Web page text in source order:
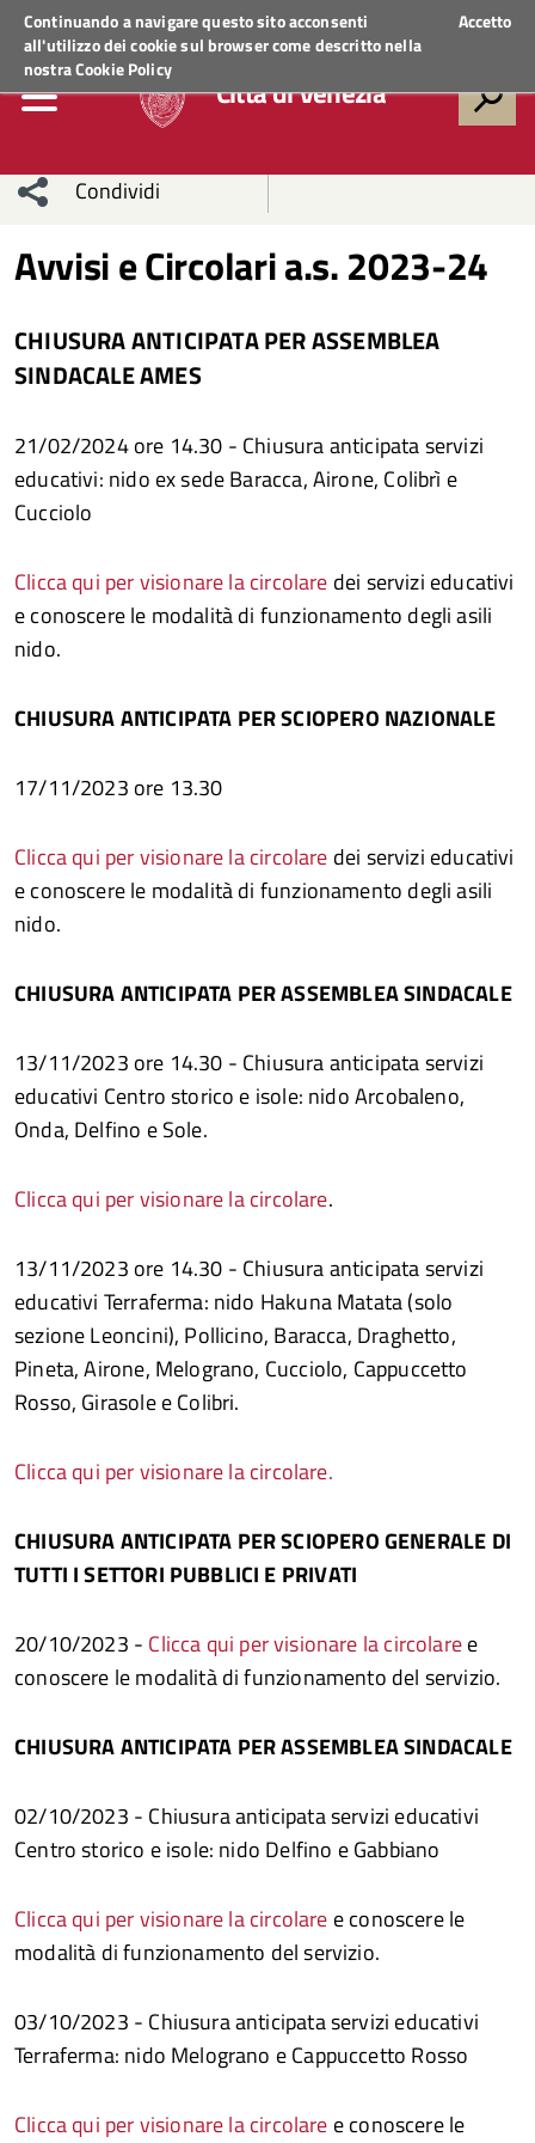
Continuando a navigare questo sito acconsenti
all'utilizzo dei cookie sul browser come descritto nella
nostraCookie Policy
Accetto
Regione VenetoACCEDI AI SERVIZI
Città di Venezia
Condividi
network
Condividi
Condividi
Facebook
su
Condividi
Facebook
su
Avvisi e Circolari a.s. 2023-24
CHIUSURA ANTICIPATA PER ASSEMBLEA
SINDACALE AMES
21/02/2024 ore 14.30 - Chiusura anticipata servizi
educativi: nido ex sede Baracca, Airone, Colibrì e
Cucciolo
Clicca qui per visionare la circolare dei servizi educativi
e conoscere le modalità di funzionamento degli asili
nido.
CHIUSURA ANTICIPATA PER SCIOPERO NAZIONALE
17/11/2023 ore 13.30
Clicca qui per visionare la circolare dei servizi educativi
e conoscere le modalità di funzionamento degli asili
nido.
CHIUSURA ANTICIPATA PER ASSEMBLEA SINDACALE
13/11/2023 ore 14.30 - Chiusura anticipata servizi
educativi Centro storico e isole: nido Arcobaleno,
Onda, Delfino e Sole.
Clicca qui per visionare la circolare.
13/11/2023 ore 14.30 - Chiusura anticipata servizi
educativi Terraferma: nido Hakuna Matata (solo
sezione Leoncini), Pollicino, Baracca, Draghetto,
Pineta, Airone, Melograno, Cucciolo, Cappuccetto
Rosso, Girasole e Colibri.
Clicca qui per visionare la circolare.
CHIUSURA ANTICIPATA PER SCIOPERO GENERALE DI
TUTTI I SETTORI PUBBLICI E PRIVATI
20/10/2023 - Clicca qui per visionare la circolaree
conoscere le modalità di funzionamento del servizio.
CHIUSURA ANTICIPATA PER ASSEMBLEA SINDACALE
02/10/2023 - Chiusura anticipata servizi educativi
Centro storico e isole: nido Delfino e Gabbiano
Clicca qui per visionare la circolare e conoscere le
modalità di funzionamento del servizio.
03/10/2023 - Chiusura anticipata servizi educativi
Terraferma: nido Melograno e Cappuccetto Rosso
Clicca qui per visionare la circolare e conoscere le